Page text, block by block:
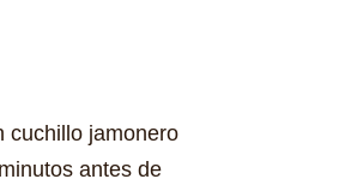
cuchillo jamonero
antes de